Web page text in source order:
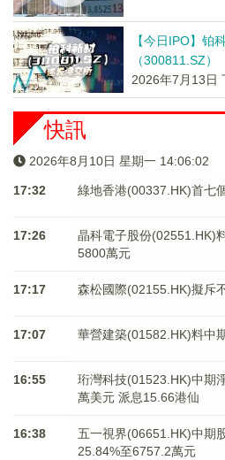
【今日IPO】铂
（300811.SZ）
2026年7月13日
快訊
2026年8月10日 星期一 14:06:03
17:32 綠地香港(00337.HK)首七
17:26
晶科電子股份(02551.HK)
5800萬元
17:17 森松國際(02155.HK)擬斥
17:07 華營建築(01582.HK)料中
16:55
珩灣科技(01523.HK)中期
萬美元 派息15.66港仙
16:38
五一視界(06651.HK)中期
25.84%至6757.2萬元